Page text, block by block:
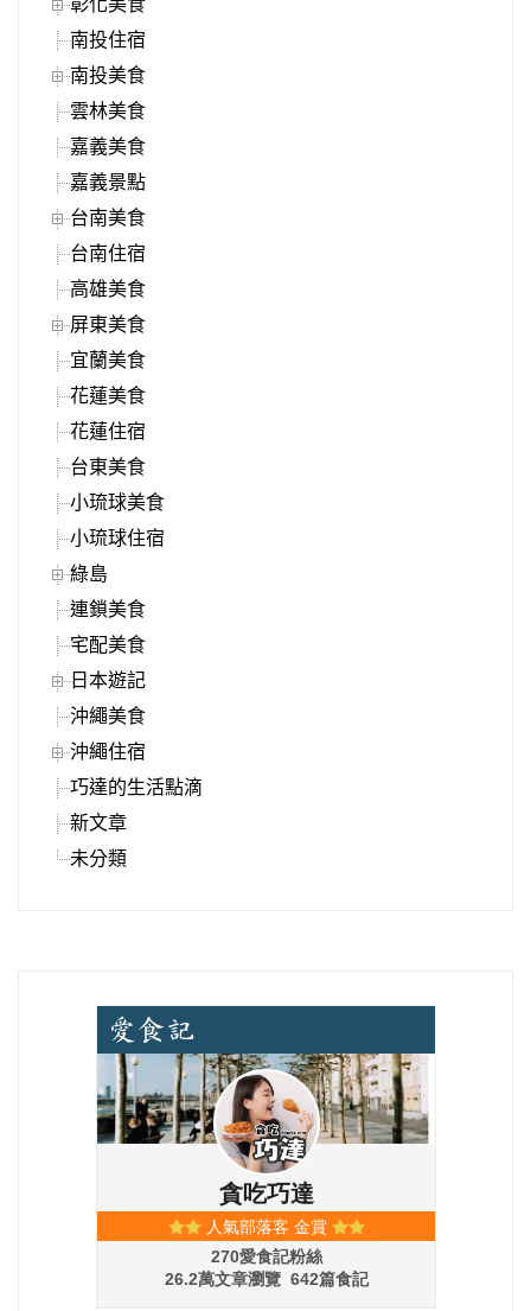
南投住宿
南投美食
雲林美食
嘉義美食
嘉義景點
台南美食
台南住宿
高雄美食
屏東美食
宜蘭美食
花蓮美食
花蓮住宿
台東美食
小琉球美食
小琉球住宿
綠島
連鎖美食
宅配美食
日本遊記
沖繩美食
沖繩住宿
巧達的生活點滴
新文章
未分類